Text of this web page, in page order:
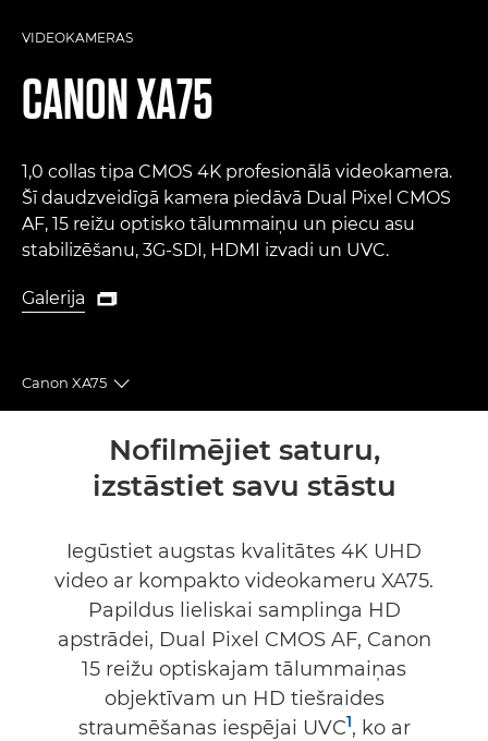
VIDEOKAMERAS
CANONXA75
1,0 collas tipa CMOS 4K profesionālā videokamera.
Šī daudzveidīgā kamera piedāvā Dual Pixel CMOS
AF, 15 reižu optisko tālummaiņu un piecu asu
stabilizēšanu, 3G-SDI, HDMI izvadi un UVC.
Galerija
Galerija

Canon XA75
Toggle breadcrumbs
Tehniskie dati
Atbalsts
Nofilmējiet saturu,
izstāstiet savu stāstu
Iegūstiet augstas kvalitātes 4K UHD
video ar kompakto videokameru XA75.
Papildus lieliskai samplinga HD
apstrādei, Dual Pixel CMOS AF, Canon
15 reižu optiskajam tālummaiņas
objektīvam un HD tiešraides
straumēšanas iespējai UVC1, ko ar